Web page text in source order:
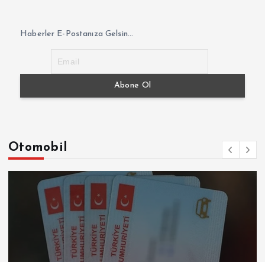
Haberler E-Postanıza Gelsin...
Otomobil